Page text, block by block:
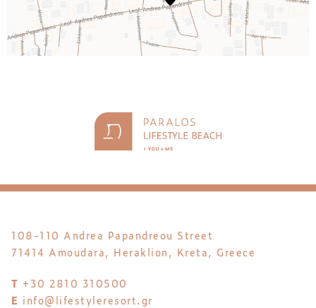
108-110 Andrea Papandreou Street
71414 Amoudara, Heraklion, Kreta, Greece
T +30 2810 310500
E info@lifestyleresort.gr